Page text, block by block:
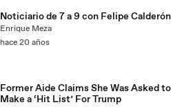
Noticiario de 7 a 9 con Felipe Calderón
Enrique Meza
hace 20 años
Former Aide Claims She Was Asked to
Make a ‘Hit List’ For Trump